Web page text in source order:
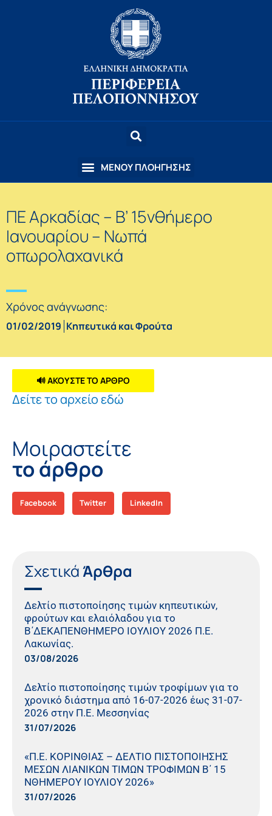
ΠΕ Αρκαδίας – Β’ 15νθήμερο
Ιανουαρίου – Νωπά
οπωρολαχανικά
Χρόνος ανάγνωσης:
01/02/2019 Κηπευτικά και Φρούτα
🔊 ΑΚΟΥΣΤΕ ΤΟ ΑΡΘΡΟ
Δείτε το αρχείο εδώ
Μοιραστείτε
το άρθρο
Facebook Twitter LinkedIn
Σχετικά Άρθρα
Δελτίο πιστοποίησης τιμών κηπευτικών,
φρούτων και ελαιόλαδου για το
Β΄ΔΕΚΑΠΕΝΘΗΜΕΡΟ ΙΟΥΛΙΟΥ 2026 Π.Ε.
Λακωνίας.
03/08/2026
Δελτίο πιστοποίησης τιμών τροφίμων για το
χρονικό διάστημα από 16-07-2026 έως 31-07-
2026 στην Π.Ε. Μεσσηνίας
31/07/2026
«Π.Ε. ΚΟΡΙΝΘΙΑΣ – ΔΕΛΤΙΟ ΠΙΣΤΟΠΟΙΗΣΗΣ
ΜΕΣΩΝ ΛΙΑΝΙΚΩΝ ΤΙΜΩΝ ΤΡΟΦΙΜΩΝ Β΄ 15
ΝΘΗΜΕΡΟΥ ΙΟΥΛΙΟΥ 2026»
31/07/2026